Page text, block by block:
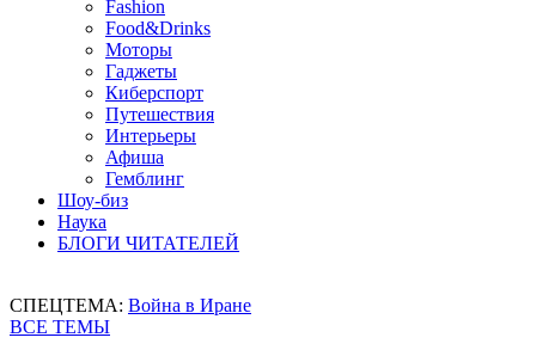
Fashion
Food&Drinks
Моторы
Гаджеты
Киберспорт
Путешествия
Интерьеры
Афиша
Гемблинг
Шоу-биз
Наука
БЛОГИ ЧИТАТЕЛЕЙ
СПЕЦТЕМА: Война в Иране
ВСЕ ТЕМЫ